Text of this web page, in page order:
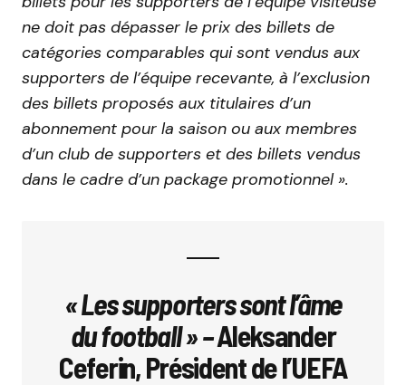
ne doit pas dépasser le prix des billets de
catégories comparables qui sont vendus aux
supporters de l’équipe recevante, à l’exclusion
des billets proposés aux titulaires d’un
abonnement pour la saison ou aux membres
d’un club de supporters et des billets vendus
dans le cadre d’un package promotionnel ».
« Les supporters sont l’âme
du football » –Aleksander
Ceferin, Président de l’UEFA